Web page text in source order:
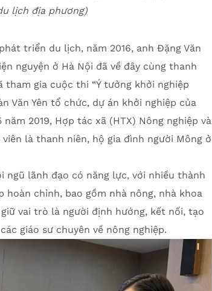
lịch địa phương)
triển du lịch, năm 2016, anh Đặng Văn
nguyện ở Hà Nội đã về đây cùng thanh
tham gia cuộc thi “Ý tưởng khởi nghiệp
Văn Yên tổ chức, dự án khởi nghiệp của
2019, Hợp tác xã (HTX) Nông nghiệp và
là thanh niên, hộ gia đình người Mông ở
ngũ lãnh đạo có năng lực, với nhiều thành
chỉnh, bao gồm nhà nông, nhà khoa
vai trò là người định hướng, kết nối, tạo
giáo sư chuyên về nông nghiệp.